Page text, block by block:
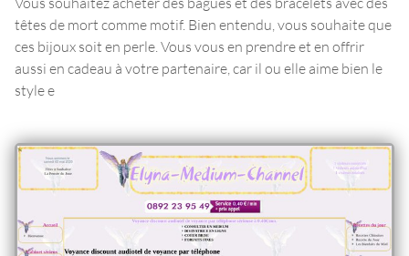
têtes de mort comme motif. Bien entendu, vous souhaite que
ces bijoux soit en perle. Vous vous en prendre et en offrir
aussi en cadeau à votre partenaire, car il ou elle aime bien le
style e